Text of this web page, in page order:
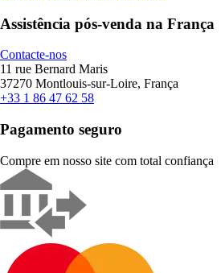
Assistência pós-venda na França
Contacte-nos
11 rue Bernard Maris
37270 Montlouis-sur-Loire, França
+33 1 86 47 62 58
Pagamento seguro
Compre em nosso site com total confiança